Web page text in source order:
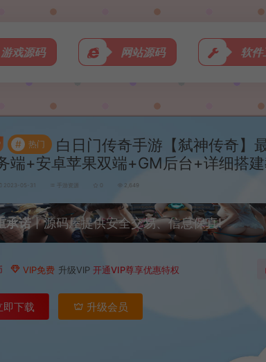
游戏源码 网站源码 软
# 热门
白日门传奇手游【弑神传奇】
端+安卓苹果双端+GM后台+详细搭
2023-05-31 手游资源 0 2,649
承诺丨源码屋提供安全交易、信息保真!
VIP免费 升级VIP 开通VIP尊享优惠特权
即下载 升级会员